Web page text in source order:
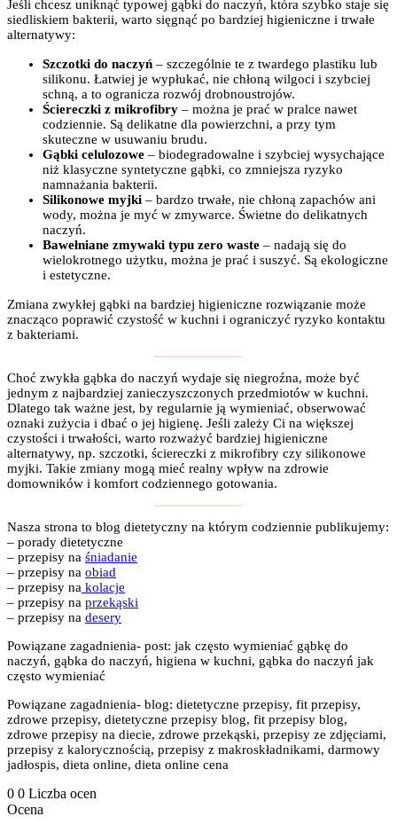
Jeśli chcesz uniknąć typowej gąbki do naczyń, która szybko staje się
siedliskiem bakterii, warto sięgnąć po bardziej higieniczne i trwałe
alternatywy:
Szczotki do naczyń – szczególnie te z twardego plastiku lub
silikonu. Łatwiej je wypłukać, nie chłoną wilgoci i szybciej
schną, a to ogranicza rozwój drobnoustrojów.
Ściereczki z mikrofibry – można je prać w pralce nawet
codziennie. Są delikatne dla powierzchni, a przy tym
skuteczne w usuwaniu brudu.
Gąbki celulozowe – biodegradowalne i szybciej wysychające
niż klasyczne syntetyczne gąbki, co zmniejsza ryzyko
namnażania bakterii.
Silikonowe myjki – bardzo trwałe, nie chłoną zapachów ani
wody, można je myć w zmywarce. Świetne do delikatnych
naczyń.
Bawełniane zmywaki typu zero waste – nadają się do
wielokrotnego użytku, można je prać i suszyć. Są ekologiczne
i estetyczne.
Zmiana zwykłej gąbki na bardziej higieniczne rozwiązanie może
znacząco poprawić czystość w kuchni i ograniczyć ryzyko kontaktu
z bakteriami.
Choć zwykła gąbka do naczyń wydaje się niegroźna, może być
jednym z najbardziej zanieczyszczonych przedmiotów w kuchni.
Dlatego tak ważne jest, by regularnie ją wymieniać, obserwować
oznaki zużycia i dbać o jej higienę. Jeśli zależy Ci na większej
czystości i trwałości, warto rozważyć bardziej higieniczne
alternatywy, np. szczotki, ściereczki z mikrofibry czy silikonowe
myjki. Takie zmiany mogą mieć realny wpływ na zdrowie
domowników i komfort codziennego gotowania.
Nasza strona to blog dietetyczny na którym codziennie publikujemy:
– porady dietetyczne
– przepisy na śniadanie
– przepisy na obiad
– przepisy na kolacje
– przepisy na przekąski
– przepisy na desery
Powiązane zagadnienia- post: jak często wymieniać gąbkę do
naczyń, gąbka do naczyń, higiena w kuchni, gąbka do naczyń jak
często wymieniać
Powiązane zagadnienia- blog: dietetyczne przepisy, fit przepisy,
zdrowe przepisy, dietetyczne przepisy blog, fit przepisy blog,
zdrowe przepisy na diecie, zdrowe przekąski, przepisy ze zdjęciami,
przepisy z kalorycznością, przepisy z makroskładnikami, darmowy
jadłospis, dieta online, dieta online cena
0 0 Liczba ocen
Ocena